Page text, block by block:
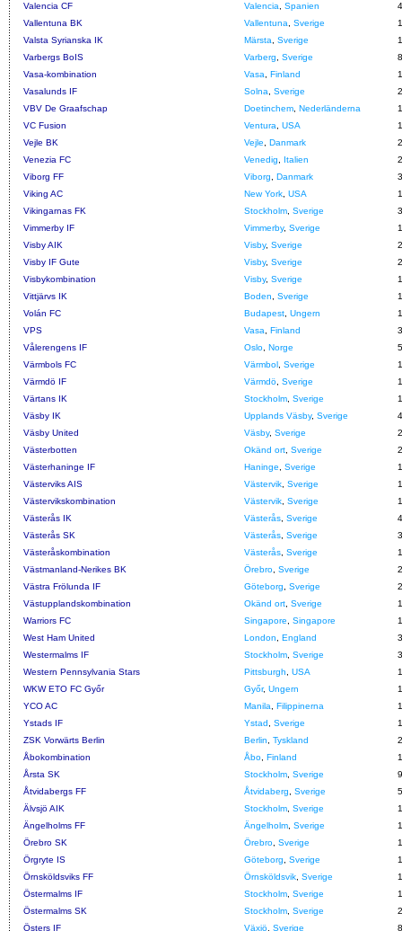
Valencia CF
Valencia Spanien
4
Vallentuna BK
Vallentuna Sverige
1
Valsta Syrianska IK
Märsta Sverige
1
Varbergs BoIS
Varberg Sverige
8
Vasa-kombination
Vasa Finland
1
Vasalunds IF
Solna Sverige
VBV De Graafschap
Doetinchem Nederländerna
1
VC Fusion
Ventura USA
1
Vejle BK
Vejle Danmark
2
Venezia FC
Venedig Italien
2
Viborg FF
Viborg Danmark
3
Viking AC
New York USA
1
Vikingarnas FK
Stockholm Sverige
3
Vimmerby IF
Vimmerby, Sverige
1
Visby AIK
Visby, Sverige
2
Visby IF Gute
Visby, Sverige
2
Visbykombination
Visby, Sverige
1
Vittjärvs IK
Boden Sverige
1
Volán FC
Budapest Ungern
1
VPS
Vasa Finland
3
Vålerengens IF
Oslo Norge
5
Värmbols FC
Värmbol Sverige
1
Värmdö IF
Värmdö Sverige
1
Värtans IK
Stockholm Sverige
Väsby IK
Upplands Väsby, Sverige
4
Väsby United
Väsby, Sverige
2
Västerbotten
Okänd ort Sverige
2
Västerhaninge IF
Haninge Sverige
1
Västerviks AIS
Västervik Sverige
1
Västervikskombination
Västervik Sverige
1
Västerås IK
Västerås Sverige
4
Västerås SK
Västerås Sverige
Västeråskombination
Västerås Sverige
1
Västmanland-Nerikes BK
Örebro Sverige
2
Västra Frölunda IF
Göteborg Sverige
Västupplandskombination
Okänd ort Sverige
1
Warriors FC
Singapore Singapore
1
West Ham United
London England
3
Westermalms IF
Stockholm Sverige
Western Pennsylvania Stars
Pittsburgh USA
1
WKW ETO FC Győr
Győr, Ungern
1
YCO AC
Manila Filippinerna
1
Ystads IF
Ystad Sverige
1
ZSK Vorwärts Berlin
Berlin Tyskland
2
Åbokombination
Åbo Finland
1
Årsta SK
Stockholm Sverige
9
Åtvidabergs FF
Åtvidaberg Sverige
Älvsjö AIK
Stockholm Sverige
Ängelholms FF
Ängelholm Sverige
1
Örebro SK
Örebro Sverige
Örgryte IS
Göteborg Sverige
Örnsköldsviks FF
Örnsköldsvik Sverige
1
Östermalms IF
Stockholm Sverige
Östermalms SK
Stockholm Sverige
2
Östers IF
Växjö Sverige